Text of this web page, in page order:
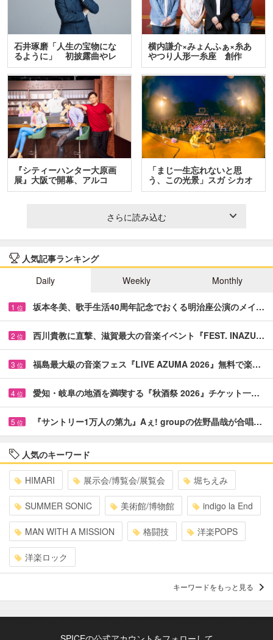
石井琢磨「人生の宝物にな
るように」 初披露曲やレ
ア…
横内謙介×みょんふぁ×糸あ
やつり人形一糸座 創作
人…
『シティーハンター大原画
展』大阪で開幕、アルコ
＆…
「まじ一生忘れないと思
う、この光景」スガ シカオ
と…
さらに読み込む
人気記事ランキング
Daily
Weekly Monthly
1 位 坂本冬美、歌手生活40周年記念でおくる明治座公演のメイ…
2 位 西川貴教に直撃、滋賀最大の音楽イベント『FEST. INAZU…
3 位 福島最大級の音楽フェス『LIVE AZUMA 2026』無料で楽…
4 位 愛知・岐阜の地酒を満喫する『秋酒祭 2026』チケット一…
5 位 『サントリー1万人の第九』Aぇ! groupの佐野晶哉が合唱…
人気のキーワード
HIMARI 展示会/博覧会/展覧会 堀ちえみ
SUMMER SONIC 美術館/博物館 indigo la End
MAN WITH A MISSION 格闘技 洋楽POPS
洋楽ロック
キーワードをもっと見る